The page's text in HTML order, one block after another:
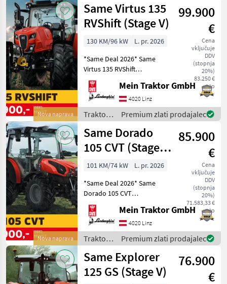
Nova naprava
Same Virtus 135
RVShift (Stage V)
99.900
€
Cena
vključuje
DDV
(stopnja
20%)
83.250 €
neto
130 KM/96 kW
L. pr. 2026
*Same Deal 2026* Same
Virtus 135 RVShift
GRUNDAUSSTATTUNG: -
FARMotion 45 Stage V Motor
- Nennleistung: 130 PS - 4
Zylinder - Hubraum: 3849
cm³ - Elektrohydr
Mein Traktor GmbH
4020 Linz
Traktor /
Same
Premium zlati prodajalec
Nova naprava
Same Dorado
105 CVT (Stage
V)
85.900
€
Cena
vključuje
DDV
(stopnja
20%)
71.583,33 €
neto
101 KM/74 kW
L. pr. 2026
*Same Deal 2026* Same
Dorado 105 CVT
GRUNDAUSSTATTUNG: -
FARMotion 45 STAGE V
Motor - Nennleistung: 101
PS - 4 Zylinder - Hubraum:
3849 cm³ - Comfort Parkbre
Mein Traktor GmbH
4020 Linz
Traktor /
Same
Premium zlati prodajalec
Same Explorer
125 GS (Stage V)
76.900
€